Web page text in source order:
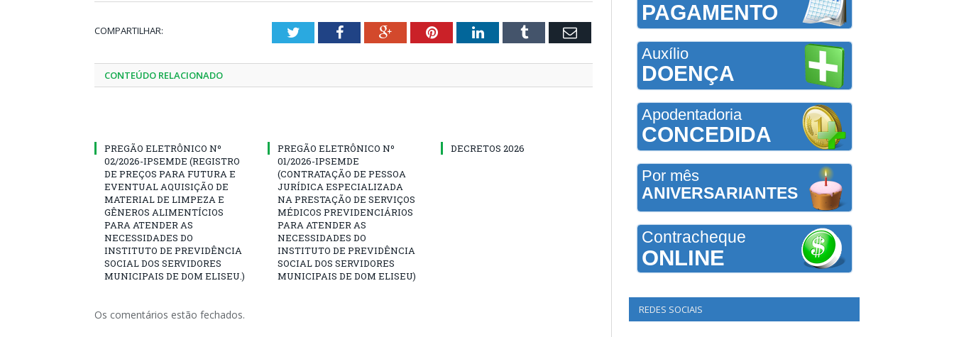
COMPARTILHAR: TwitterFacebookGoogle+PinterestLinkedInTumblr Email
CONTEÚDO RELACIONADO
PREGÃO ELETRÔNICO Nº
02/2026-IPSEMDE (REGISTRO
DE PREÇOS PARA FUTURA E
EVENTUAL AQUISIÇÃO DE
MATERIAL DE LIMPEZA E
GÊNEROS ALIMENTÍCIOS
PARA ATENDER AS
NECESSIDADES DO
INSTITUTO DE PREVIDÊNCIA
SOCIAL DOS SERVIDORES
MUNICIPAIS DE DOM ELISEU.)
PREGÃO ELETRÔNICO Nº
01/2026-IPSEMDE
(CONTRATAÇÃO DE PESSOA
JURÍDICA ESPECIALIZADA
NA PRESTAÇÃO DE SERVIÇOS
MÉDICOS PREVIDENCIÁRIOS
PARA ATENDER AS
NECESSIDADES DO
INSTITUTO DE PREVIDÊNCIA
SOCIAL DOS SERVIDORES
MUNICIPAIS DE DOM ELISEU)
DECRETOS 2026
Os comentários estão fechados.
PAGAMENTO
Auxílio
DOENÇA
Apodentadoria
CONCEDIDA
Por mês
ANIVERSARIANTES
Contracheque
ONLINE
REDES SOCIAIS